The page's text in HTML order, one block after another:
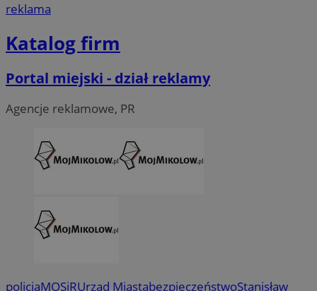
reklama
Katalog firm
Portal miejski - dział reklamy
Agencje reklamowe, PR
policjaMOSiRUrząd MiastabezpieczeństwoStanisław